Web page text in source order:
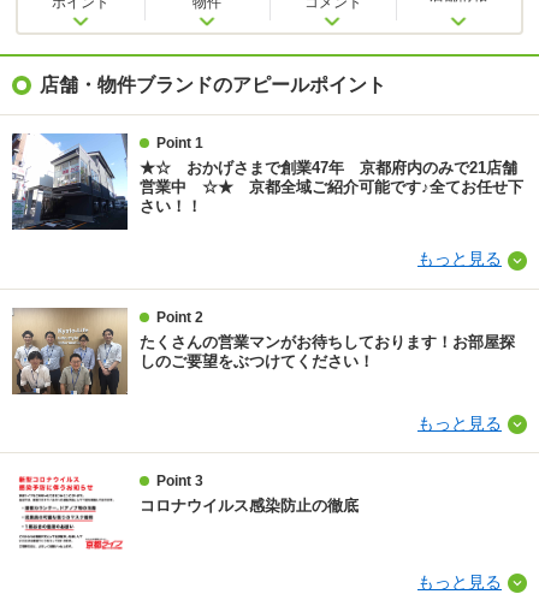
店舗・物件ブランドのアピールポイント
Point 1
★☆ おかげさまで創業47年 京都府内のみで21店舗
営業中 ☆★ 京都全域ご紹介可能です♪全てお任せ下
さい！！
もっと見る
Point 2
たくさんの営業マンがお待ちしております！お部屋探
しのご要望をぶつけてください！
もっと見る
Point 3
コロナウイルス感染防止の徹底
もっと見る